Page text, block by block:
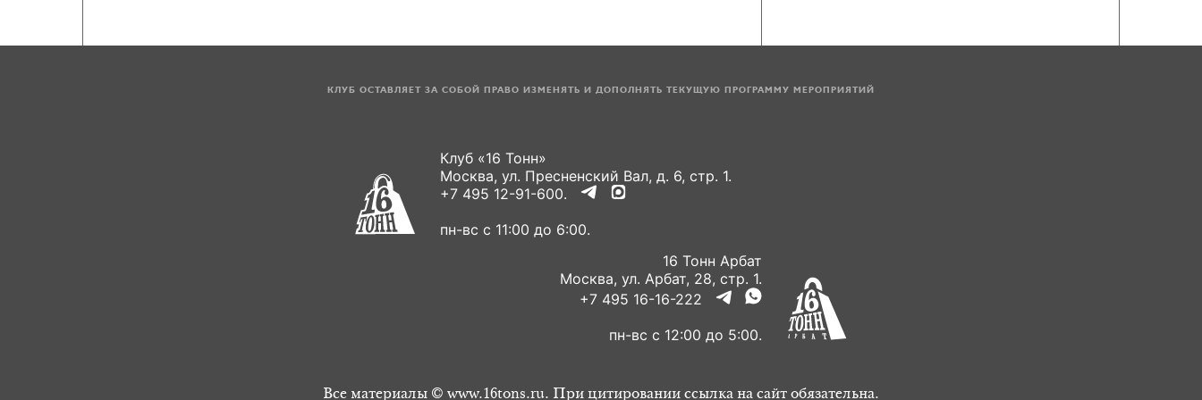
КЛУБ ОСТАВЛЯЕТ ЗА СОБОЙ ПРАВО ИЗМЕНЯТЬ И ДОПОЛНЯТЬ ТЕКУЩУЮ ПРОГРАММУ МЕРОПРИЯТИЙ
Клуб «16 Тонн»
Москва, ул. Пресненский Вал, д. 6, стр. 1.
+7 495 12-91-600.
пн-вс с 11:00 до 6:00.
16 Тонн Арбат
Москва, ул. Арбат, 28, стр. 1.
+7 495 16-16-222
пн-вс с 12:00 до 5:00.
Все материалы © www.16tons.ru. При цитировании ссылка на сайт обязательна.